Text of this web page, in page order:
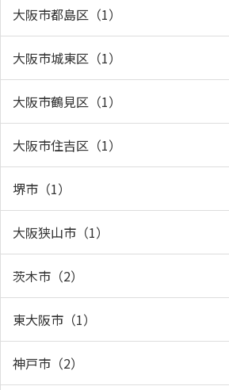
大阪市都島区（1）
大阪市城東区（1）
大阪市鶴見区（1）
大阪市住吉区（1）
堺市（1）
大阪狭山市（1）
茨木市（2）
東大阪市（1）
神戸市（2）